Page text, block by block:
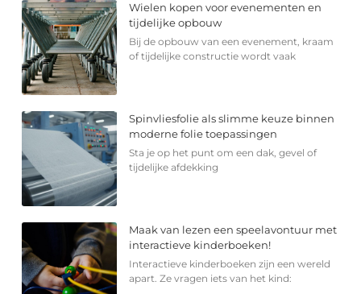
Wielen kopen voor evenementen en
tijdelijke opbouw
Bij de opbouw van een evenement, kraam
of tijdelijke constructie wordt vaak
Spinvliesfolie als slimme keuze binnen
moderne folie toepassingen
Sta je op het punt om een dak, gevel of
tijdelijke afdekking
Maak van lezen een speelavontuur met
interactieve kinderboeken!
Interactieve kinderboeken zijn een wereld
apart. Ze vragen iets van het kind: